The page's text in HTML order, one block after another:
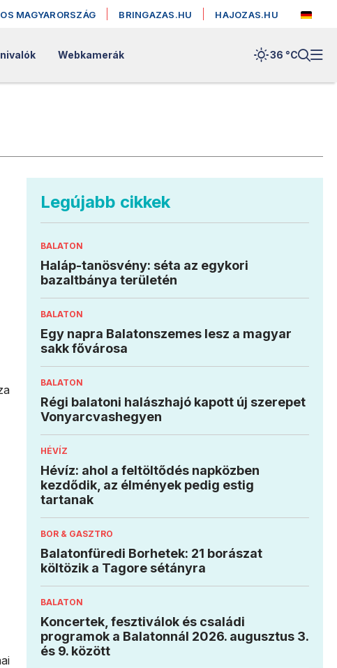
MAGYARORSZÁG BRINGAZAS.HU HAJOZAS.HU
Webkamerák 36 °C
Legújabb cikkek
BALATON
Haláp-tanösvény: séta az egykori
bazaltbánya területén
BALATON
Egy napra Balatonszemes lesz a magyar
sakk fővárosa
BALATON
Régi balatoni halászhajó kapott új szerepet
Vonyarcvashegyen
HÉVÍZ
Hévíz: ahol a feltöltődés napközben
kezdődik, az élmények pedig estig
tartanak
BOR & GASZTRO
Balatonfüredi Borhetek: 21 borászat
költözik a Tagore sétányra
BALATON
Koncertek, fesztiválok és családi
programok a Balatonnál 2026. augusztus 3.
és 9. között